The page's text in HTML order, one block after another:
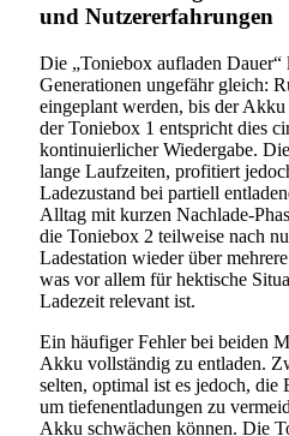
und Nutzererfahrungen
Die „Toniebox aufladen Dauer“
Generationen ungefähr gleich:
eingeplant werden, bis der
der Toniebox 1 entspricht dies
kontinuierlicher Wiedergabe.
lange Laufzeiten, profitiert
Ladezustand bei partiell
Alltag mit kurzen Nachlade-
die Toniebox 2 teilweise nach
Ladestation wieder über
was vor allem für hektische
Ladezeit relevant ist.
Ein häufiger Fehler bei beiden
Akku vollständig zu entladen.
selten, optimal ist es jedoch, die
um tiefenentladungen zu
Akku schwächen können. Die